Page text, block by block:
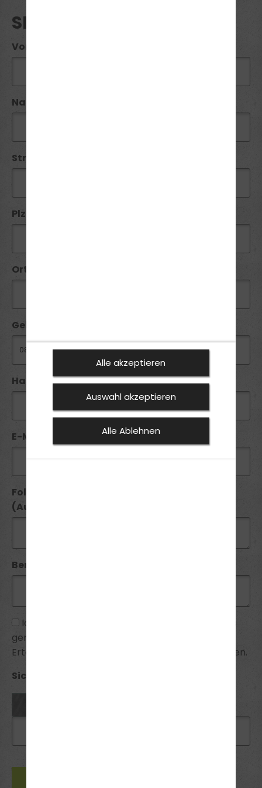
SEMINAR ANFRAGE
Vorname*:
Name*:
Straße / Nr:
Plz*:
Ort*:
Geburtsdatum:
Handy / Telefon:*
E-Mail*:
Folgende Führerscheine besitze ich seit
(Ausstellungsdatum):
Bemerkung:
Ich habe die
zur Kenntnis
genommen und bin mit ihnen einverstanden.
Erteilte Einwilligungen kann ich jederzeit widerrufen.
Sicherheitsabfrage *:
Alle akzeptieren
Auswahl akzeptieren
Alle Ablehnen